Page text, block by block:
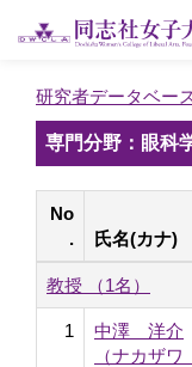
研究者データベー
専門分野：眼科
No
.
氏名(カナ)
教授 （1名）
1
中澤 洋介
（ナカザ